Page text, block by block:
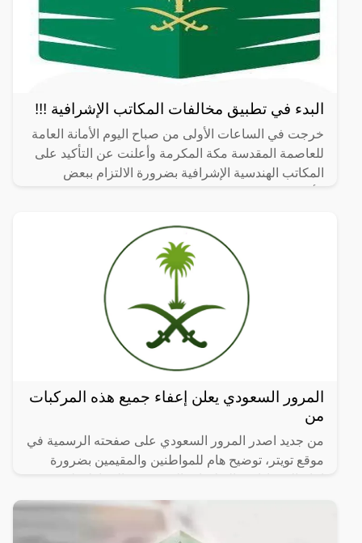
البدء في تطبيق مخالفات المكاتب الإشرافية !!!
خرجت في الساعات الأولى من صباح اليوم الأمانة العامة
للعاصمة المقدسة مكة المكرمة وأعلنت عن التأكيد على
المكاتب الهندسية الإشرافية بضرورة الالتزام ببعض
المرور السعودي يعلن إعفاء جميع هذه المركبات
من
من جديد اصدر المرور السعودي على صفحته الرسمية في
موقع تويتر، توضيح هام للمواطنين والمقيمين بضرورة